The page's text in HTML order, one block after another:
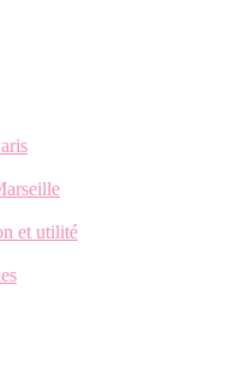
et utilité